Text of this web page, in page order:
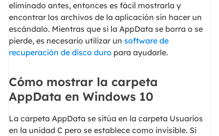
eliminado antes, entonces es fácil mostrarla y
encontrar los archivos de la aplicación sin hacer un
escándalo. Mientras que si la AppData se borra o se
pierde, es necesario utilizar un software de
recuperación de disco duropara ayudarle.
Cómo mostrar la carpeta
AppData en Windows 10
La carpeta AppData se sitúa en la carpeta Usuarios
en la unidad C pero se establece como invisible. Si